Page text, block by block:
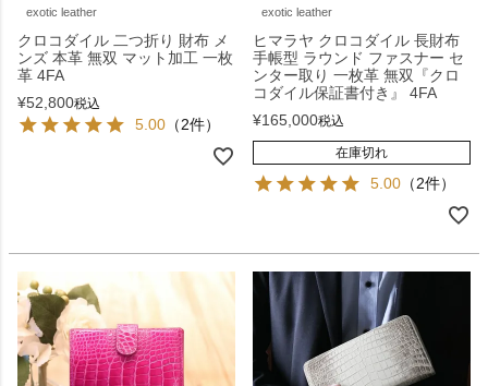
exotic leather
クロコダイル 二つ折り 財布 メ
ンズ 本革 無双 マット加工 一枚
革 4FA
¥52,800税込
5.00 （2件）
exotic leather
ヒマラヤ クロコダイル 長財布
手帳型 ラウンド ファスナー セ
ンター取り 一枚革 無双『クロ
コダイル保証書付き』 4FA
¥165,000税込
在庫切れ
5.00 （2件）